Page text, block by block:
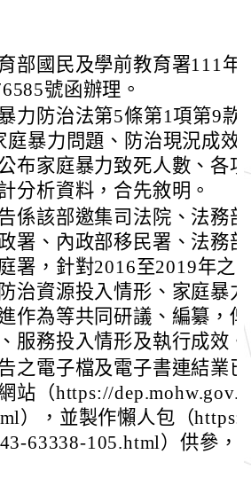
部國民及學前教育署111年
號函辦理。
力防治法第5條第1項第9款
庭暴力問題、防治現況成效
布家庭暴力致死人數、各
分析資料，合先敘明。
係該部邀集司法院、法務
署、內政部移民署、法務
署，針對2016至2019年之
治資源投入情形、家庭暴
作為等共同研議、編纂，
服務投入情形及執行成效。
之電子檔及電子書連結業
站（https://
），並製作懶人包（
63338-105.html）供參，